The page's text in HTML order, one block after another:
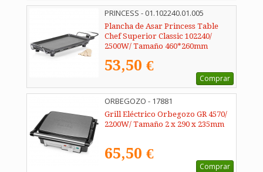
PRINCESS - 01.102240.01.005
Plancha de Asar Princess Table
Chef Superior Classic 102240/
2500W/ Tamaño 460*260mm
53,50 €
Comprar
ORBEGOZO - 17881
Grill Eléctrico Orbegozo GR 4570/
2200W/ Tamaño 2 x 290 x 235mm
65,50 €
Comprar